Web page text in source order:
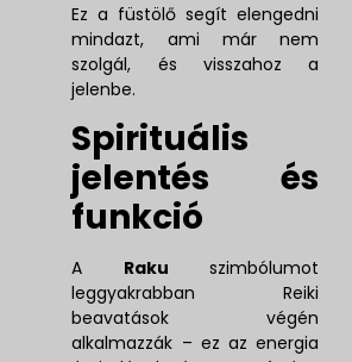
Ez a füstölő segít elengedni
mindazt, ami már nem
szolgál, és visszahoz a
jelenbe.
Spirituális
jelentés és
funkció
A Raku szimbólumot
leggyakrabban Reiki
beavatások végén
alkalmazzák – ez az energia